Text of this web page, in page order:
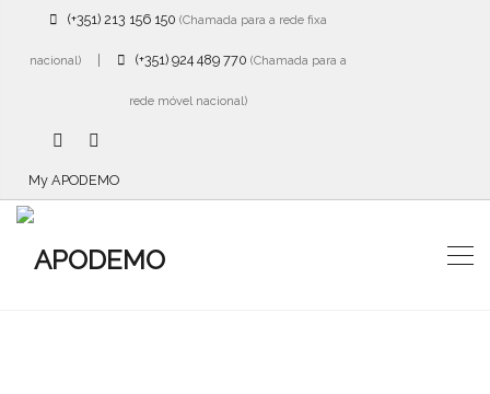
(+351) 213 156 150 (Chamada para a rede fixa
nacional)| (+351) 924 489 770 (Chamada para a
rede móvel nacional)
My APODEMO